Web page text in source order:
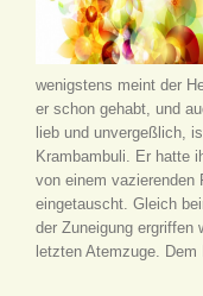
wenigstens meint der
er schon gehabt, und
lieb und unvergeßlich,
Krambambuli. Er hatte
von einem vazierenden
eingetauscht. Gleich
der Zuneigung ergriffen
letzten Atemzuge.